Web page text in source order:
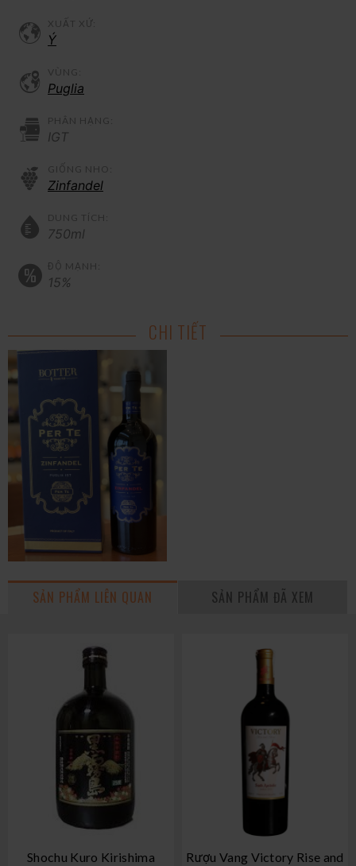
XUẤT XỨ:
Ý
VÙNG:
Puglia
PHÂN HẠNG:
IGT
GIỐNG NHO:
Zinfandel
DUNG TÍCH:
750ml
ĐỘ MẠNH:
15%
CHI TIẾT
SẢN PHẨM LIÊN QUAN SẢN PHẨM ĐÃ XEM
Shochu Kuro Kirishima
Rượu Vang Victory Rise and